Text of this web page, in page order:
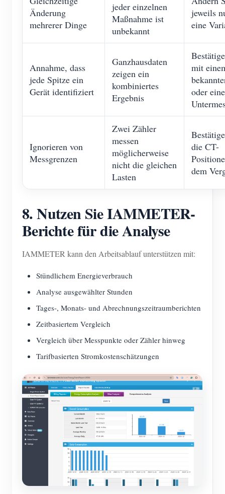
Änderung
mehrerer Dinge
jeder einzelnen
Maßnahme ist
unbekannt
jeweils
eine
Annahme, dass
jede Spitze ein
Gerät identifiziert
Ganzhausdaten
zeigen ein
kombiniertes
Ergebnis
mit
oder
Ignorieren von
Messgrenzen
Zwei Zähler
messen
möglicherweise
nicht die gleichen
Lasten
die CT-
dem
8. Nutzen Sie IAMMETER-
Berichte für die Analyse
IAMMETER kann den Arbeitsablauf unterstützen mit:
Stündlichem Energieverbrauch
Analyse ausgewählter Stunden
Tages-, Monats- und Abrechnungszeitraumberichten
Zeitbasiertem Vergleich
Vergleich über Messpunkte oder Zähler hinweg
Tarifbasierten Stromkostenschätzungen